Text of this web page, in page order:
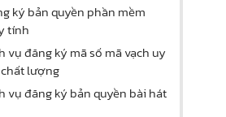
ký bản quyền phần mềm
tính
vụ đăng ký mã số mã vạch uy
lượng
vụ đăng ký bản quyền bài hát